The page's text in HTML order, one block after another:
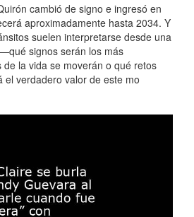
cambió de signo e ingresó en
aproximadamente hasta 2034. Y
suelen interpretarse desde una
signos serán los más
la vida se moverán o qué retos
verdadero valor de este mo